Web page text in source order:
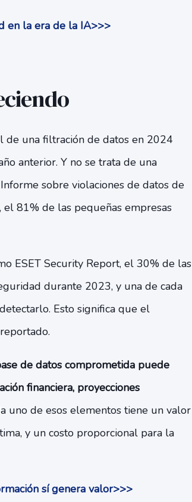
en la era de la IA>>>
de una filtración de datos en 2024
anterior. Y no se trata de una
sobre violaciones de datos de
81% de las pequeñas empresas
ESET Security Report, el 30% de las
durante 2023, y una de cada
Esto significa que el
de datos comprometida puede
financiera, proyecciones
uno de esos elementos tiene un valor
y un costo proporcional para la
sí genera valor>>>